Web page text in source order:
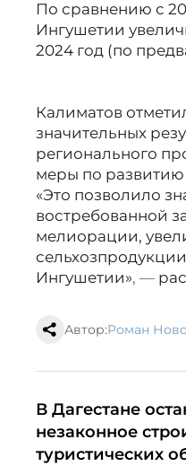
По сравнению с
Ингушетии
2024 год (по
Калиматов
значительных
регионального
меры по
«Это позволило
востребованной
мелиорации,
Ингушетии», —
Автор:Роман
В Дагестане
незаконное
туристических